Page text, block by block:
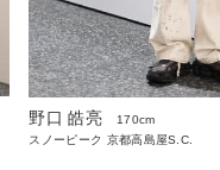
野口 皓亮
170cm
スノーピーク 京都高島屋S.C.